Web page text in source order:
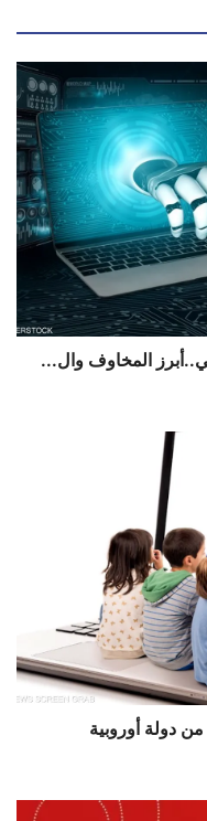
المخاوف وال...
دولة أوروبية